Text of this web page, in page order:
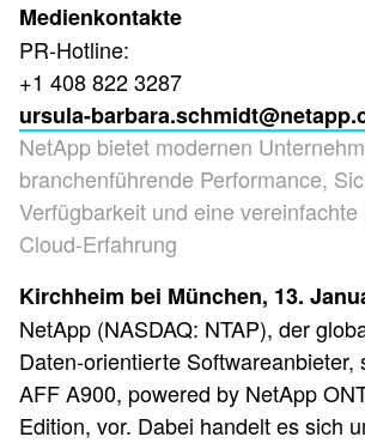
Medienkontakte
PR-Hotline:
+1 408 822 3287
ursula-
NetApp bietet modernen
branchenführende Performance,
Verfügbarkeit und eine
Cloud-Erfahrung
Kirchheim bei München, 13.
NetApp (NASDAQ: NTAP), der
Daten-orientierte Softwareanbieter,
AFF A900, powered by NetApp
Edition, vor. Dabei handelt es sich